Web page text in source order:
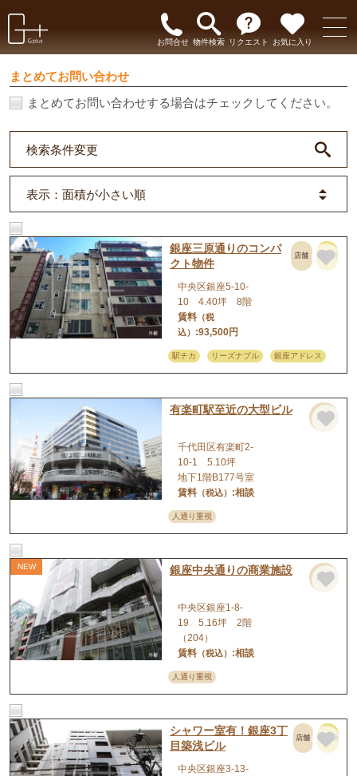
お問合せ 物件検索 リクエスト お気に入り
まとめてお問い合わせ
まとめてお問い合わせする場合はチェックしてください。
検索条件変更
表示 ：面積が小さい順
銀座三原通りのコンパ
クト物件
店舗 事務所
中央区銀座5-10-
10 4.40坪 8階
賃料（税
込） :93,500円
駅チカ リーズナブル 銀座アドレス
有楽町駅至近の大型ビル
千代田区有楽町2-
10-1 5.10坪
地下1階B177号室
賃料（税込） :相談
人通り重視
銀座中央通りの商業施設
中央区銀座1-8-
19 5.16坪 2階
（204）
賃料（税込） :相談
人通り重視
シャワー室有！銀座3丁
目築浅ビル
店舗 事務所
中央区銀座3-13-